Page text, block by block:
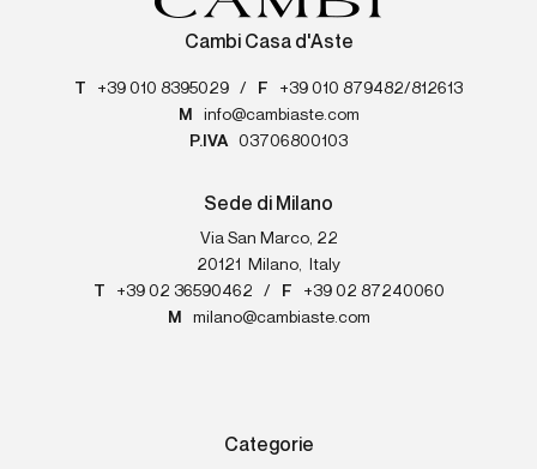
Cambi Casa d'Aste
T +39 010 8395029 / F
+39 010 879482/812613
M
info@cambiaste.com
P.IVA
03706800103
Sede di Milano
Via San Marco, 22
20121
Milano
Italy
T
+39 02 36590462 / F
+39 02 87240060
M
milano@cambiaste.com
Categorie